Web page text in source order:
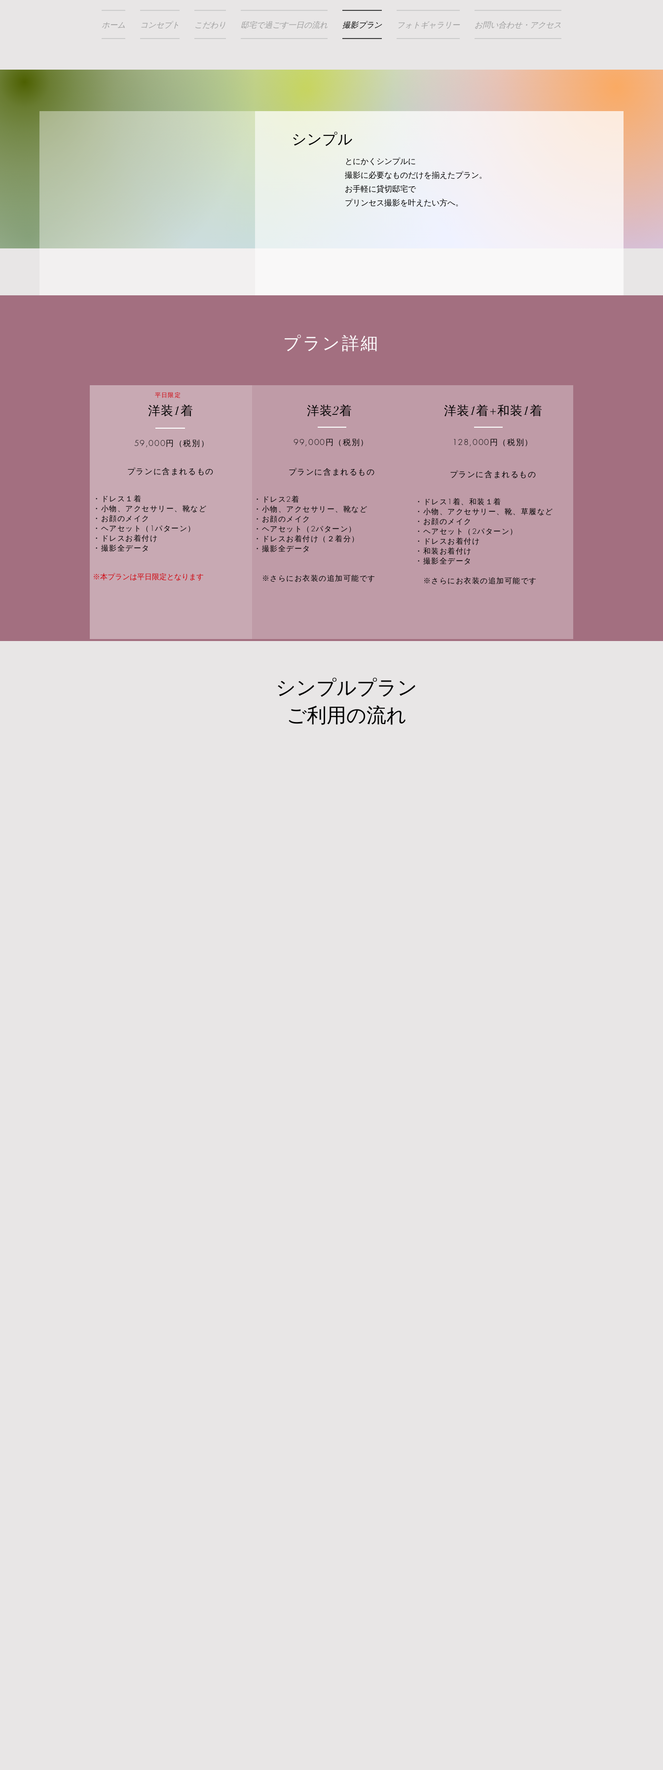
ホーム コンセプト こだわり 邸宅で過ごす一日の流れ 撮影プラン フォトギャラリー お問い合わせ・アクセス
シンプル
​とにかくシンプルに
撮影に必要なものだけを揃えたプラン。
​お手軽に貸切邸宅で
プリンセス撮影を叶えたい方へ。
プラン詳細
洋装1着
59,000円（税別）
プランに含まれるもの
・ドレス１着
​・小物、アクセサリー、靴など
・お顔のメイク
​・ヘアセット（1パターン）
・ドレスお着付け
・撮影全データ
※本プランは平日限定となります
洋装2着
99,000円（税別） 128,000円（税別）
洋装1着+和装1着
プランに含まれるもの
・ドレス2着
・小物、アクセサリー、靴など
・お顔のメイク
​・ヘアセット（2パターン）
・ドレスお着付け（２着分）
・撮影全データ
​ ※さらにお衣装の追加可能です
プランに含まれるもの
・ドレス1着、和装１着
・小物、アクセサリー、靴、草履など
・お顔のメイク
​・ヘアセット（2パターン）
・ドレスお着付け
​・和装お着付け
・撮影全データ
​ ※さらにお衣装の追加可能です
平日限定
シンプルプラン
ご利用の流れ